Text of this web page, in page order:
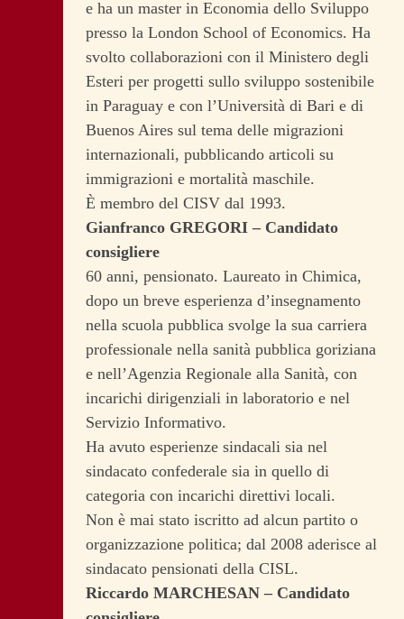
e ha un master in Economia dello Sviluppo
presso la London School of Economics. Ha
svolto collaborazioni con il Ministero degli
Esteri per progetti sullo sviluppo sostenibile
in Paraguay e con l’Università di Bari e di
Buenos Aires sul tema delle migrazioni
internazionali, pubblicando articoli su
immigrazioni e mortalità maschile.
È membro del CISV dal 1993.
Gianfranco GREGORI – Candidato
consigliere
60 anni, pensionato. Laureato in Chimica,
dopo un breve esperienza d’insegnamento
nella scuola pubblica svolge la sua carriera
professionale nella sanità pubblica goriziana
e nell’Agenzia Regionale alla Sanità, con
incarichi dirigenziali in laboratorio e nel
Servizio Informativo.
Ha avuto esperienze sindacali sia nel
sindacato confederale sia in quello di
categoria con incarichi direttivi locali.
Non è mai stato iscritto ad alcun partito o
organizzazione politica; dal 2008 aderisce al
sindacato pensionati della CISL.
Riccardo MARCHESAN – Candidato